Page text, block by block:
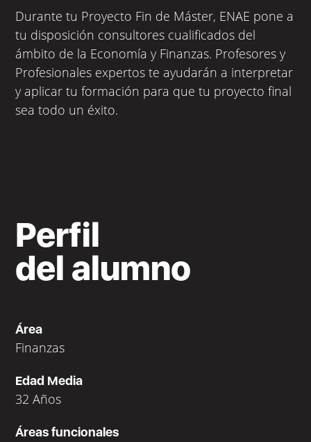
Durante tu Proyecto Fin de Máster, ENAE pone a
tu disposición consultores cualificados del
ámbito de la Economía y Finanzas. Profesores y
Profesionales expertos te ayudarán a interpretar
y aplicar tu formación para que tu proyecto final
sea todo un éxito.
Perfil
del alumno
Área
Finanzas
Edad Media
32 Años
Áreas funcionales